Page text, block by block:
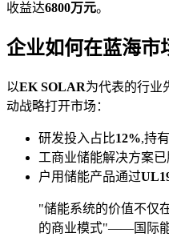
收益达6800万元。
企业如何在蓝海市
以EK SOLAR为代表的行业
动战略打开市场：
研发投入占比12%,持有
工商业储能解决方案
户用储能产品通过
"储能系统的价值不仅
的商业模式"——国际